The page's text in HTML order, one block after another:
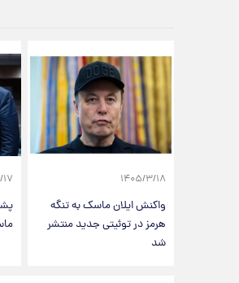
۱۴۰۵/۳/۱۸
واکنش ایلان ماسک به تنگه
هرمز در توئیتی جدید منتشر
شد